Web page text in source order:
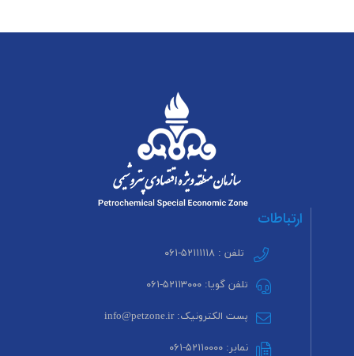
ارتباطات
تلفن : ۵۲۱۱۱۱۱۸-۰۶۱
تلفن گویا: ۵۲۱۱۳۰۰۰-۰۶۱
پست الکترونیک: info@petzone.ir
نمابر: ۵۲۱۱۰۰۰۰-۰۶۱